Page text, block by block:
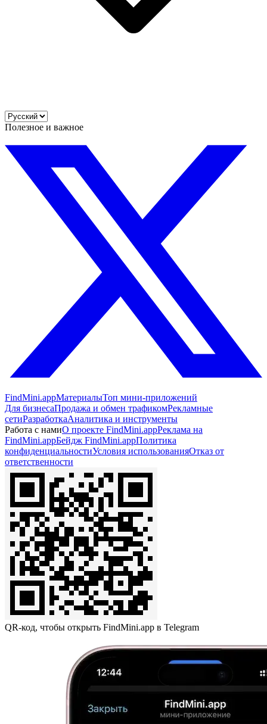
Полезное и важное
FindMini.appМатериалыТоп мини-приложений
Для бизнесаПродажа и обмен трафикомРекламные
сетиРазработкаАналитика и инструменты
Работа с намиО проекте FindMini.appРеклама на
FindMini.appБейдж FindMini.appПолитика
конфиденциальностиУсловия использованияОтказ от
ответственности
QR-код, чтобы открыть FindMini.app в Telegram